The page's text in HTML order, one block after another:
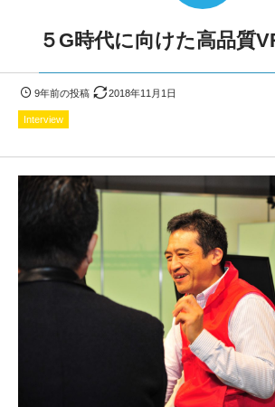
５G時代に向けた高品質
9年前の投稿 2018年11月1日
Interview